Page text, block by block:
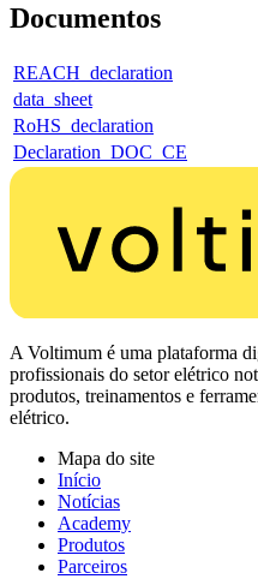
Documentos
REACH_declaration
data_sheet
RoHS_declaration
Declaration_DOC_CE
A Voltimum é uma plataforma
profissionais do setor elétrico
produtos, treinamentos e
elétrico.
Mapa do site
Início
Notícias
Academy
Produtos
Parceiros